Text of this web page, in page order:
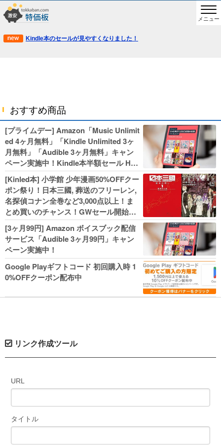
メニュー
Kindle本のセールが見やすくなりました！
おすすめ商品
[プライムデー] Amazon「Music Unlimit
ed 4ヶ月無料」「Kindle Unlimited 3ヶ
月無料」「Audible 3ヶ月無料」キャン
ペーン実施中！Kindle本半額セール HU
NTER×HUNTERなど集英社、無職転生,
幼女戦記などKADOKAWA、キャプテン
翼100円セールも！
[Kinled本] 小学館 少年漫画50%OFFクー
ポン祭り！日本三國, 葬送のフリーレン,
名探偵コナン全巻など3,000点以上！ま
とめ買いのチャンス！GWセール開始！
人気コミック多数 カドカワ祭やIT関連本
がセールに！
[3ヶ月99円] Amazon ボイスブック配信
サービス「Audible 3ヶ月99円」キャン
ペーン実施中！
Google Playギフトコード 初回購入時 1
0%OFFクーポン配布中
リンク作成ツール
URL
タイトル